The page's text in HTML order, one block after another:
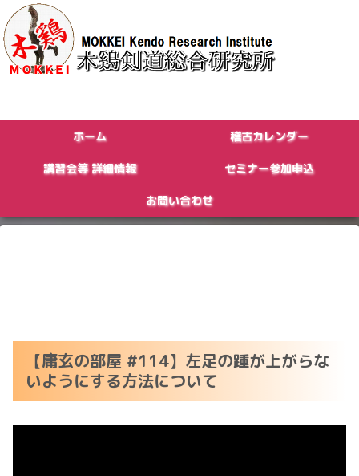
ホーム 稽古カレンダー
講習会等 詳細情報 セミナー参加申込
お問い合わせ
【庸玄の部屋 #114】左足の踵が上がらな
いようにする方法について